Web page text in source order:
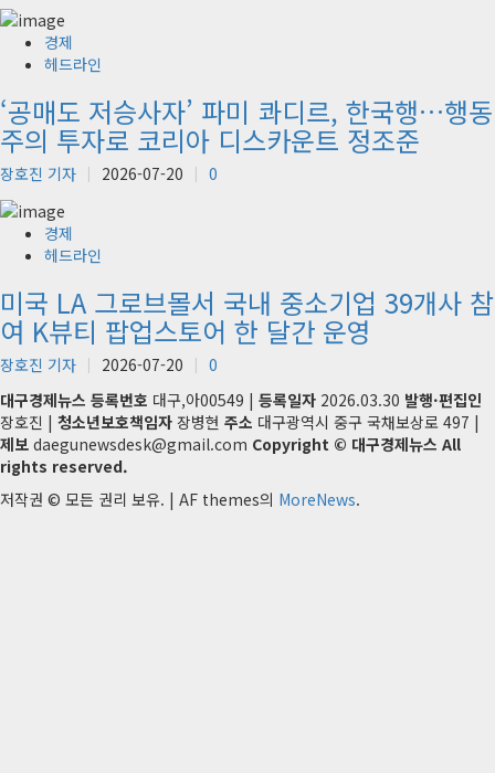
경제
헤드라인
‘공매도 저승사자’ 파미 콰디르, 한국행…행동
주의 투자로 코리아 디스카운트 정조준
장호진 기자 2026-07-20 0
경제
헤드라인
미국 LA 그로브몰서 국내 중소기업 39개사 참
여 K뷰티 팝업스토어 한 달간 운영
장호진 기자 2026-07-20
0
대구경제뉴스 등록번호 대구,아00549 | 등록일자 2026.03.30 발행·편집인
장호진 | 청소년보호책임자 장병현 주소 대구광역시 중구 국채보상로 497 |
제보 daegunewsdesk@gmail.com Copyright © 대구경제뉴스 All
rights reserved.
저작권 © 모든 권리 보유. | AF themes의 MoreNews.